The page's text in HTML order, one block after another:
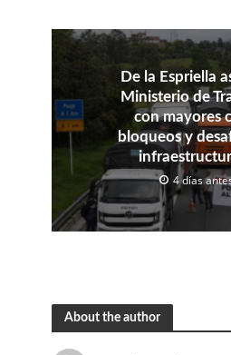
De la Espriella
Ministerio de
con mayores
bloqueos y
4 días
About the author